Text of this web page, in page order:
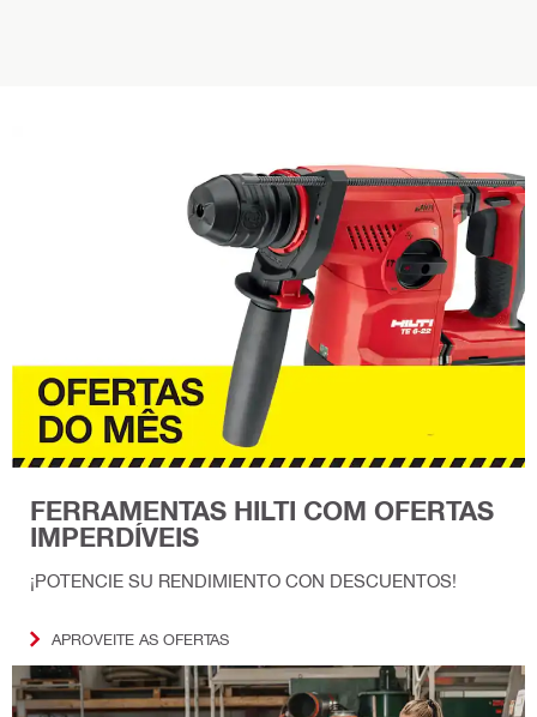
FERRAMENTAS HILTI COM OFERTAS
IMPERDÍVEIS
¡POTENCIE SU RENDIMIENTO CON DESCUENTOS!
APROVEITE AS OFERTAS